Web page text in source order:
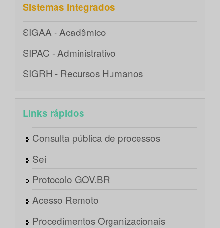
Sistemas integrados
SIGAA - Acadêmico
SIPAC - Administrativo
SIGRH - Recursos Humanos
Links rápidos
Consulta pública de processos
Sei
Protocolo GOV.BR
Acesso Remoto
Procedimentos Organizacionais